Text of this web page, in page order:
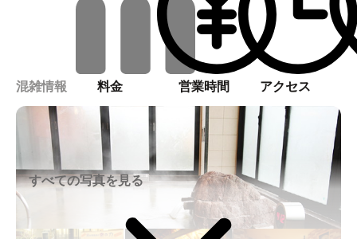
混雑情報 料金 営業時間 アクセス
すべての写真を見る